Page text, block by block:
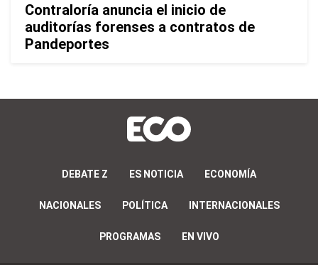
Contraloría anuncia el inicio de
auditorías forenses a contratos de
Pandeportes
DEBATE Z ES NOTICIA ECONOMÍA
NACIONALES POLÍTICA INTERNACIONALES
PROGRAMAS EN VIVO